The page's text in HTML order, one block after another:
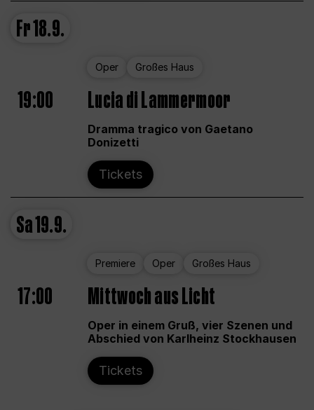
Fr18.9.
Oper Großes Haus
19:00 Lucia di Lammermoor
Dramma tragico von Gaetano
Donizetti
Tickets
Sa19.9.
Premiere Oper Großes Haus
17:00 Mittwoch aus Licht
Oper in einem Gruß, vier Szenen und
Abschied von Karlheinz Stockhausen
Tickets